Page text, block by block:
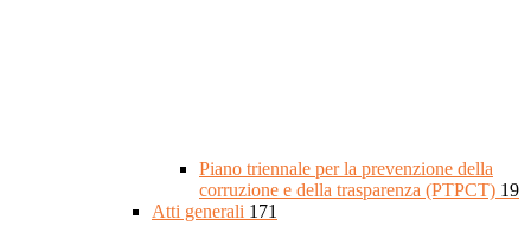
Piano triennale per la prevenzione della
corruzione e della trasparenza (PTPCT) 19
Atti generali 171